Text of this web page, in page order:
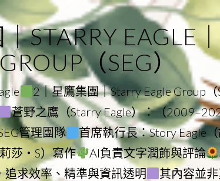
STARRY EAGLE
GROUP（SEG）
2｜星鷹集團｜Starry Eagle Group（
蒼野之鷹（Starry Eagle）：（
管理團隊 首席執行長：Story Eagle（
莎・S）寫作 AI負責文字潤飾與評論
求效率、精準與資訊透明 其內容並